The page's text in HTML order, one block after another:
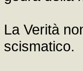
La Verità
scismatico.